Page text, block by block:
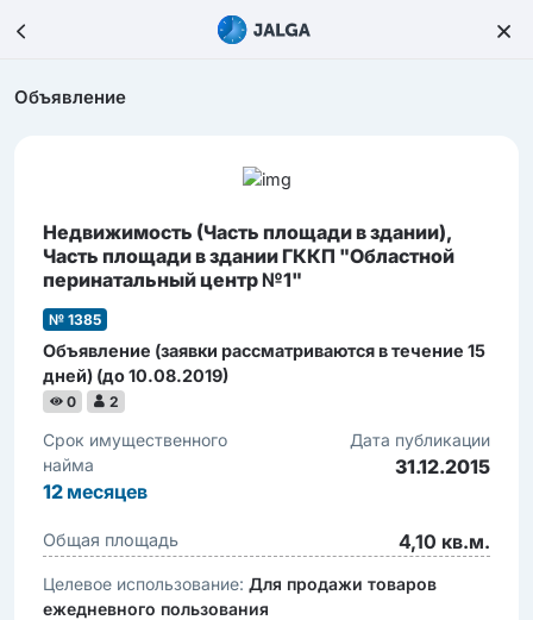
Объявление
Недвижимость (Часть площади в здании),
Часть площади в здании ГККП "Областной
перинатальный центр №1"
№ 1385
Объявление (заявки рассматриваются в течение 15
дней) (до 10.08.2019)
0 2
Срок имущественного
найма
12 месяцев
Дата публикации
31.12.2015
Общая площадь 4,10 кв.м.
Целевое использование: Для продажи товаров
ежедневного пользования